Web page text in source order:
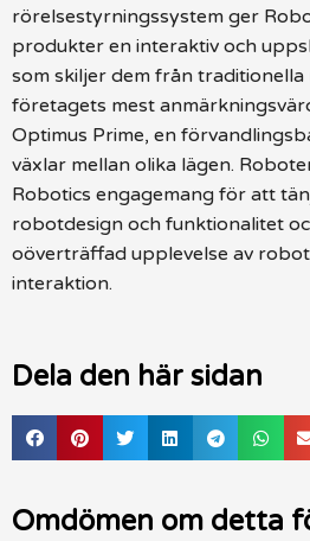
rörelsestyrningssystem ger
produkter en interaktiv och
som skiljer dem från
företagets mest
Optimus Prime, en
växlar mellan olika lägen.
Robotics engagemang för att
robotdesign och funktionalitet
oöverträffad upplevelse av
interaktion.
Dela den här sidan
Omdömen om detta